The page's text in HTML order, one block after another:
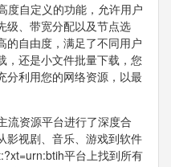
度自定义的功能，允许用户
级、带宽分配以及节点选
的自由度，满足了不同用户
，还是小文件批量下载，您
分利用您的网络资源，以最
流资源平台进行了深度合
影视剧、音乐、游戏到软件
平台上找到所有